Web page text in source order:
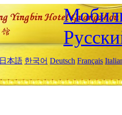
日本語 한국어 Deutsch Français